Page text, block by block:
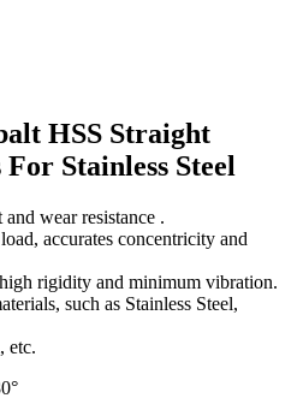
HSS Straight
Stainless Steel
wear resistance .
accurates concentricity and
rigidity and minimum vibration.
such as Stainless Steel,
etc.